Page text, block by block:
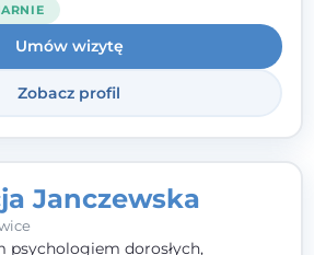
Umów wizytę
Zobacz profil
Janczewska
psychologiem dorosłych,